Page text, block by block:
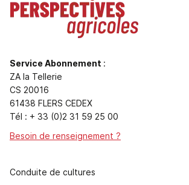
Service Abonnement :
ZA la Tellerie
CS 20016
61438 FLERS CEDEX
Tél : + 33 (0)2 31 59 25 00
Besoin de renseignement ?
Conduite de cultures